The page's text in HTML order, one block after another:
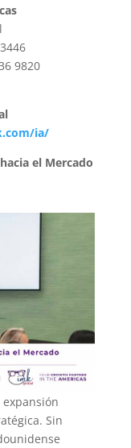
9820
ia/
el Mercado
Sin